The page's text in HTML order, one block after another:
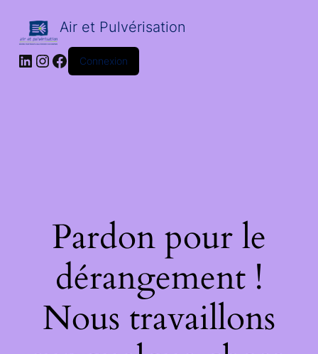
Air et Pulvérisation
LinkedIn
Instagram
Facebook
Connexion
Pardon pour le
dérangement !
Nous travaillons